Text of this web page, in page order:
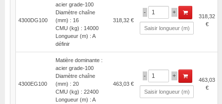
4300DG100
acier grade-100
Diamètre chaîne
(mm) : 16
CMU (kg) : 14000
Longueur (m) : A
définir
318,32 €
- +
318,32
€
4300EG100
Matière dominante :
acier grade-100
Diamètre chaîne
(mm) : 20
CMU (kg) : 22400
Longueur (m) : A
463,03 €
- +
463,03
€